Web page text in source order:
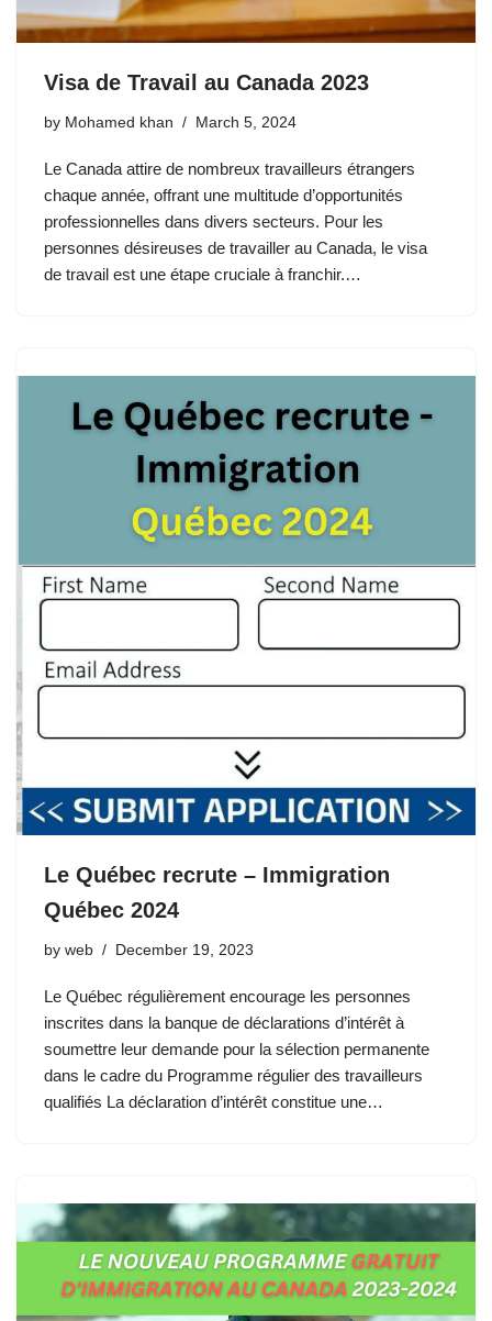
Visa de Travail au Canada 2023
by Mohamed khan March 5, 2024
Le Canada attire de nombreux travailleurs étrangers
chaque année, offrant une multitude d’opportunités
professionnelles dans divers secteurs. Pour les
personnes désireuses de travailler au Canada, le visa
de travail est une étape cruciale à franchir.…
Le Québec recrute – Immigration
Québec 2024
by web December 19, 2023
Le Québec régulièrement encourage les personnes
inscrites dans la banque de déclarations d’intérêt à
soumettre leur demande pour la sélection permanente
dans le cadre du Programme régulier des travailleurs
qualifiés La déclaration d’intérêt constitue une…